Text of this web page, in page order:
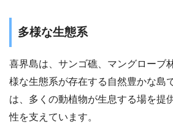
多様な生態系
喜界島は、サンゴ礁、マングローブ
様な生態系が存在する自然豊かな島
は、多くの動植物が生息する場を提
性を支えています。